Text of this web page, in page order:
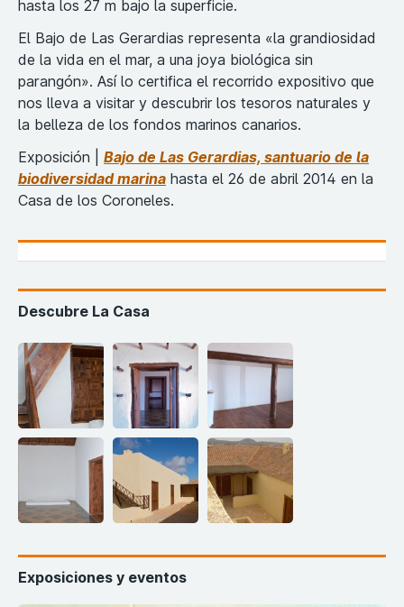
hasta los 27 m bajo la superficie.
El Bajo de Las Gerardias representa «la grandiosidad
de la vida en el mar, a una joya biológica sin
parangón». Así lo certifica el recorrido expositivo que
nos lleva a visitar y descubrir los tesoros naturales y
la belleza de los fondos marinos canarios.
Exposición | Bajo de Las Gerardias, santuario de la
biodiversidad marina hasta el 26 de abril 2014 en la
Casa de los Coroneles.
Descubre La Casa
Exposiciones y eventos